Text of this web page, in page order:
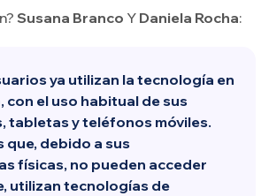
Susana Branco Y Daniela Rocha:
ya utilizan la tecnología en
con el uso habitual de sus
tabletas y teléfonos móviles.
que, debido a sus
físicas, no pueden acceder
utilizan tecnologías de